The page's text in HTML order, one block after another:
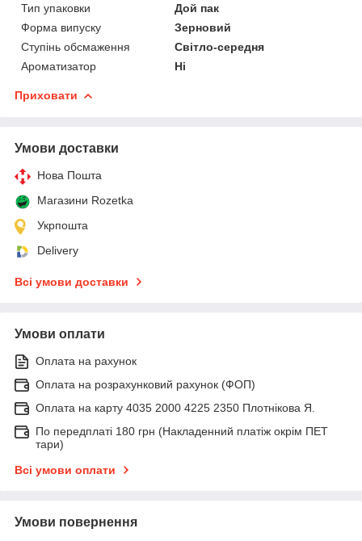
Тип упаковки
Дой пак
Форма випуску
Зерновий
Ступінь обсмаження
Світло-середня
Ароматизатор
Ні
Приховати
Умови доставки
Нова Пошта
Магазини Rozetka
Укрпошта
Delivery
Всі умови доставки
Умови оплати
Оплата на рахунок
Оплата на розрахунковий рахунок (ФОП)
Оплата на карту 4035 2000 4225 2350 Плотнікова Я.
По передплаті 180 грн (Накладенний платіж окрім ПЕТ
тари)
Всі умови оплати
Умови повернення